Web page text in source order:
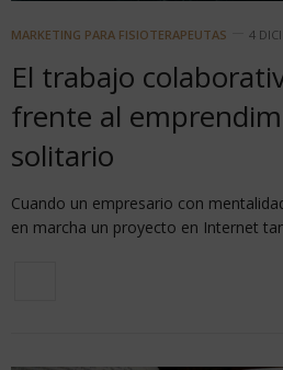
MARKETING PARA FISIOTERAPEUTAS 4
El trabajo
frente al
solitario
Cuando un empresario con
en marcha un proyecto en Internet